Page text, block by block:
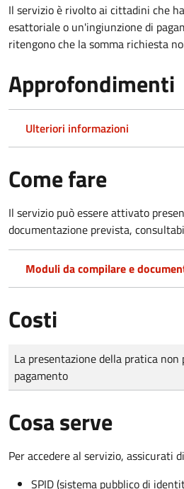
Il servizio è rivolto ai cittadini che
esattoriale o un'ingiunzione di
ritengono che la somma richiesta
Approfondimenti
Ulteriori informazioni
Come fare
Il servizio può essere attivato
documentazione prevista,
Moduli da compilare e
Costi
Tipo di pagamento
Importo
La presentazione della pratica non
pagamento
Cosa serve
Per accedere al servizio, assicurati
SPID (sistema pubblico di